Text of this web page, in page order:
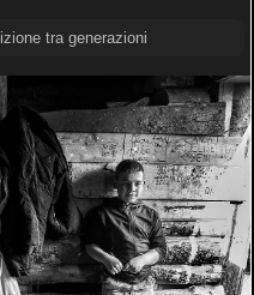
tra generazioni